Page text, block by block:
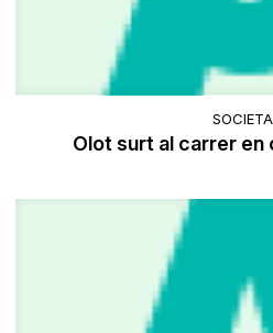
Olot surt al carrer